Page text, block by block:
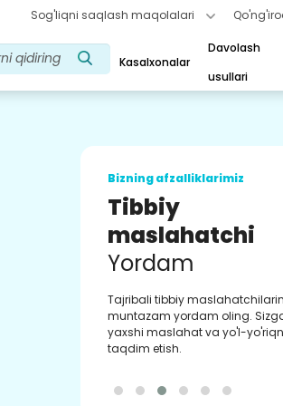
Sog'liqni saqlash maqolalari
Kasalxonalar
Davolash
usullari
Bizning afzalliklarimiz
Tibbiy
maslahatchi
Yordam
Tajribali tibbiy
muntazam yordam oling.
yaxshi maslahat va yo'l-
taqdim etish.